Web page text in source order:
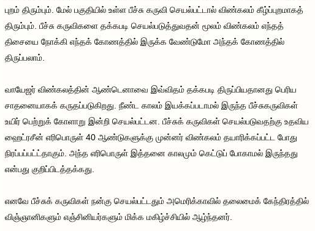
புறம் திரும்பும். மேல் பகுதியில் உள்ள பீச்சு கருவி செயல்பட்டால் விண்கலம் கீழ்ப்புறமாகத்
திரும்பும். பீச்சு கருவிகளை தக்கபடி செயல்படுத்துவதன் மூலம் விண்கலம் எந்தத்
திசையை நோக்கி எந்தக் கோணத்தில் இருக்க வேண்டுமோ அந்தக் கோணத்தில்
திருப்பலாம்.
வாயேஜர் விண்கலத்தின் ஆண்டெனாவை இவ்விதம் தக்கபடி திருப்பியதானது பெரிய
சாதனையாகக் கருதப்படுகிறது. நீண்ட காலம் இயக்கப்படாமல் இருந்த பீச்சுகருவிகள்
உயிர் பெற்றுக் கோளாறு இன்றி செயல்பட்டன. பீச்சுக் கருவிகள் செயல்படுவதற்கு உதவிய
ஹைட்ரசீன் எரிபொருள் 40 ஆண்டுகளுக்கு முன்னர் விண்கலம் தயாரிக்கப்பட்ட போது
நிரப்பப்பட்ட்தாகும். அந்த எரிபொருள் இத்தனை காலமும் கெட்டுப் போகாமல் இருந்தது
என்பது குறிப்பிடத்தக்கது.
எனவே பீச்சுக் கருவிகள் நன்கு செயல்பட்டதும் அமெரிக்காவில் தலைமைக் கேந்திரத்தில்
விஞ்ஞானிகளும் எஞ்சினியர்களும் மிக்க மகிழ்ச்சியில் ஆழ்ந்தனர்.